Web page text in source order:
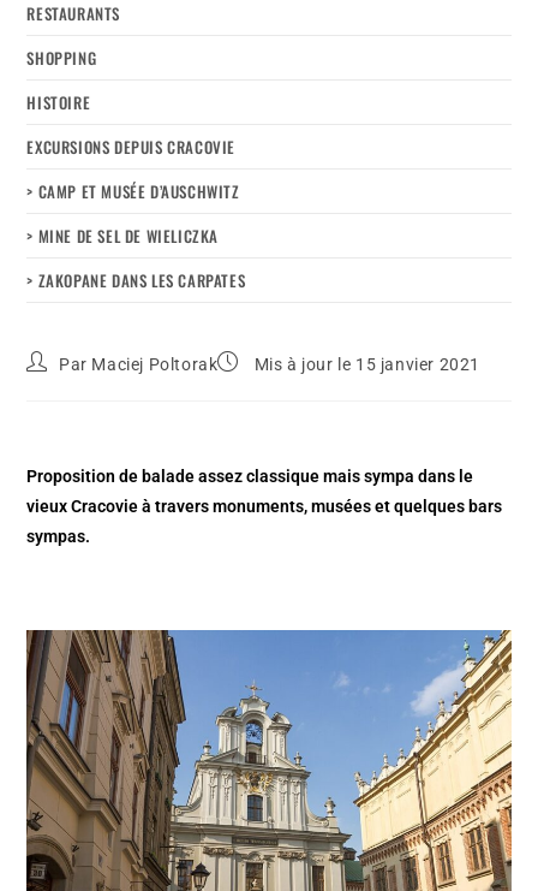
RESTAURANTS
SHOPPING
HISTOIRE
EXCURSIONS DEPUIS CRACOVIE
> CAMP ET MUSÉE D’AUSCHWITZ
> MINE DE SEL DE WIELICZKA
> ZAKOPANE DANS LES CARPATES
Par Maciej Poltorak Mis à jour le 15 janvier 2021
Proposition de balade assez classique mais sympa dans le
vieux Cracovie à travers monuments, musées et quelques bars
sympas.